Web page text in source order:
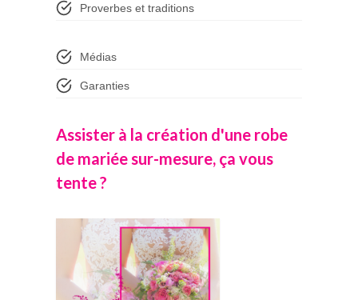
Proverbes et traditions
Médias
Garanties
Assister à la création d'une robe
de mariée sur-mesure, ça vous
tente ?